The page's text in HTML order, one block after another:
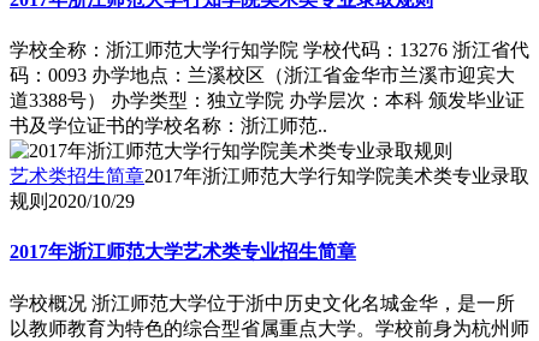
学校全称：浙江师范大学行知学院 学校代码：13276 浙江省代
码：0093 办学地点：兰溪校区（浙江省金华市兰溪市迎宾大
道3388号） 办学类型：独立学院 办学层次：本科 颁发毕业证
书及学位证书的学校名称：浙江师范..
艺术类招生简章2017年浙江师范大学行知学院美术类专业录取
规则 2020/10/29
2017年浙江师范大学艺术类专业招生简章
学校概况 浙江师范大学位于浙中历史文化名城金华，是一所
以教师教育为特色的综合型省属重点大学。学校前身为杭州师